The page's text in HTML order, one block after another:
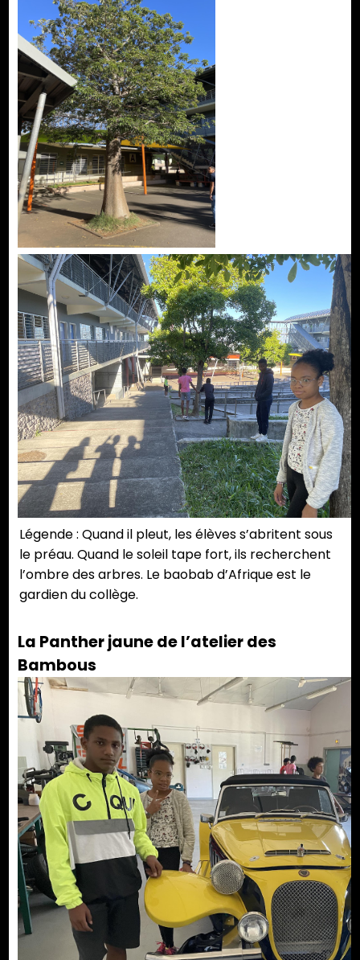
Légende : Quand il pleut, les élèves s’abritent sous
le préau. Quand le soleil tape fort, ils recherchent
l’ombre des arbres. Le baobab d’Afrique est le
gardien du collège.
La Panther jaune de l’atelier des
Bambous